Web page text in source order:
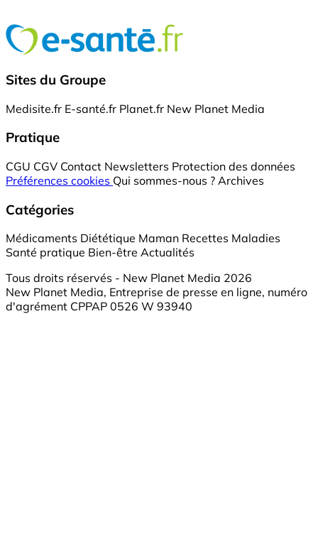
Sites du Groupe
Medisite.fr E-santé.fr Planet.fr New Planet Media
Pratique
CGU CGV Contact Newsletters Protection des données
Préférences cookies Qui sommes-nous ? Archives
Catégories
Médicaments Diététique Maman Recettes Maladies
Santé pratique Bien-être Actualités
Tous droits réservés - New Planet Media 2026
New Planet Media, Entreprise de presse en ligne, numéro
d'agrément CPPAP 0526 W 93940